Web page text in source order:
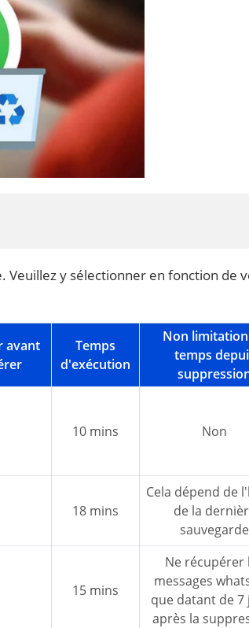
Veuillez y sélectionner en fonction de
avant
Temps
d'exécution
Non
temps
10 mins Non
18 mins
Cela dépend de
de la
sauvegarde
15 mins
Ne récupérer
messages
que datant de 7
après la